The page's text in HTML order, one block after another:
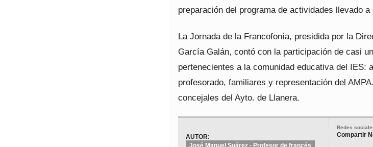
preparación del programa de actividades llevado a
La Jornada de la Francofonía, presidida por la
García Galán, contó con la participación de casi
pertenecientes a la comunidad educativa del IES:
profesorado, familiares y representación del
concejales del Ayto. de Llanera.
Redes
Compartir
AUTOR:
José Manuel Suárez - Profesor de francés